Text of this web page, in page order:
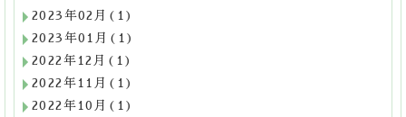
2023年02月(1)
2023年01月(1)
2022年12月(1)
2022年11月(1)
2022年10月(1)